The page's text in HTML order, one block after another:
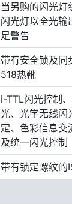
当另购的闪光灯
闪光灯以全光输
足警告
带有安全锁及同
518热靴
i-TTL闪光控制
光、光学无线闪
定、色彩信息交
及统一闪光控制
带有锁定螺纹的